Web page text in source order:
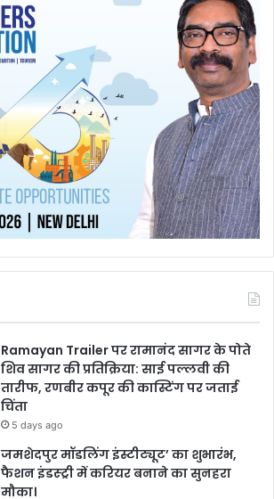
Ramayan Trailer पर रामानंद सागर के पोते
शिव सागर की प्रतिक्रिया: साई पल्लवी की
तारीफ, रणबीर कपूर की कास्टिंग पर जताई
चिंता
5 days ago
जमशेदपुर मॉडलिंग इंस्टीट्यूट’ का शुभारंभ,
फैशन इंडस्ट्री में करियर बनाने का सुनहरा
मौका।